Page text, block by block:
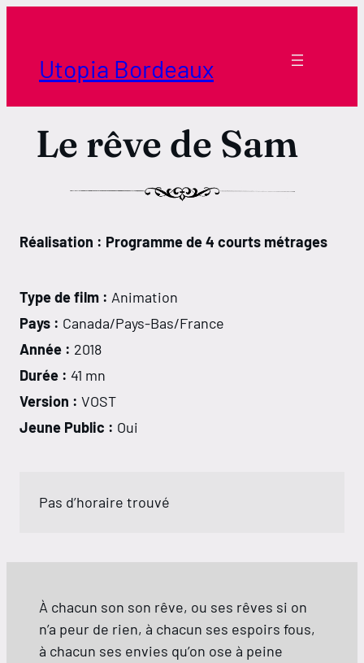
contenuUtopia Bordeaux
Le rêve de Sam
Réalisation : Programme de 4 courts métrages
Type de film : Animation
Pays : Canada/Pays-Bas/France
Année : 2018
Durée : 41 mn
Version : VOST
Jeune Public : Oui
Pas d’horaire trouvé
À chacun son son rêve, ou ses rêves si on
n’a peur de rien, à chacun ses espoirs fous,
à chacun ses envies qu’on ose à peine